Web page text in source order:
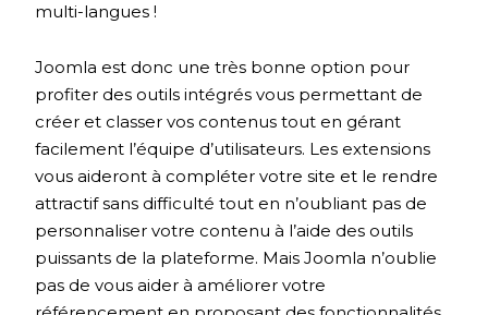
multi-langues !
Joomla est donc une très bonne option pour
profiter des outils intégrés vous permettant de
créer et classer vos contenus tout en gérant
facilement l’équipe d’utilisateurs. Les extensions
vous aideront à compléter votre site et le rendre
attractif sans difficulté tout en n’oubliant pas de
personnaliser votre contenu à l’aide des outils
puissants de la plateforme. Mais Joomla n’oublie
pas de vous aider à améliorer votre